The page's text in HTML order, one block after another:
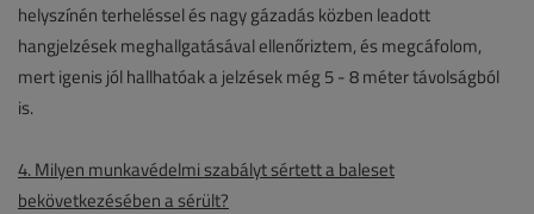
helyszínén terheléssel és nagy gázadás közben leadott
hangjelzések meghallgatásával ellenőriztem, és megcáfolom,
mert igenis jól hallhatóak a jelzések még 5 - 8 méter távolságból
is.
4. Milyen munkavédelmi szabályt sértett a baleset
bekövetkezésében a sérült?